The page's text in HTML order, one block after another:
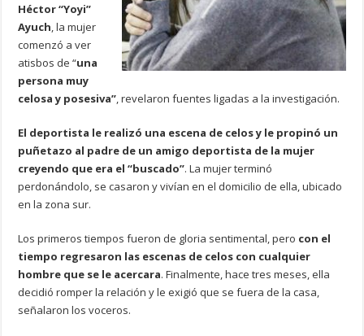
Héctor “Yoyi”
Ayuch, la mujer
comenzó a ver
atisbos de “una
persona muy
celosa y posesiva”, revelaron fuentes ligadas a la investigación.
El deportista le realizó una escena de celos y le propinó un
puñetazo al padre de un amigo deportista de la mujer
creyendo que era el “buscado”. La mujer terminó
perdonándolo, se casaron y vivían en el domicilio de ella, ubicado
en la zona sur.
Los primeros tiempos fueron de gloria sentimental, pero con el
tiempo regresaron las escenas de celos con cualquier
hombre que se le acercara. Finalmente, hace tres meses, ella
decidió romper la relación y le exigió que se fuera de la casa,
señalaron los voceros.